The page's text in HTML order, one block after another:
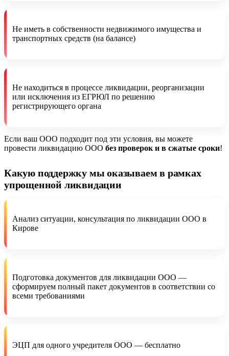
Не иметь в собственности недвижимого имущества и
транспортных средств (на балансе)
Не находиться в процессе ликвидации, реорганизации
или исключения из ЕГРЮЛ по решению
регистрирующего органа
Если ваш ООО подходит под эти условия, вы можете
провести ликвидацию ООО без проверок и в сжатые сроки!
Какую поддержку мы оказываем в рамках
упрощенной ликвидации
Анализ ситуации, консультация по ликвидации ООО в
Кирове
Подготовка документов для ликвидации ООО —
сформируем полный пакет документов в соответствии со
всеми требованиями
ЭЦП для одного учредителя ООО — бесплатно